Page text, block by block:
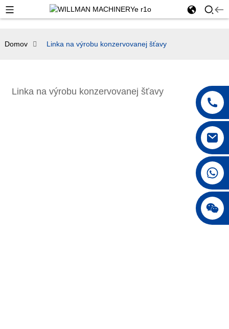
Domov Linka na výrobu konzervovanej šťavy
Linka na výrobu konzervovanej šťavy